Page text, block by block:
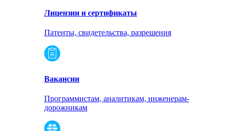
Лицензии и сертификаты
Патенты, свидетельства, разрешения
Вакансии
Программистам, аналитикам, инженерам-
дорожникам